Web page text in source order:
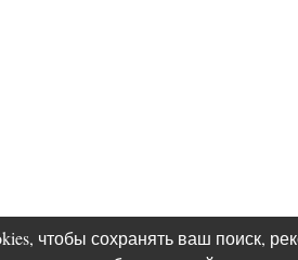
чтобы сохранять ваш поиск,